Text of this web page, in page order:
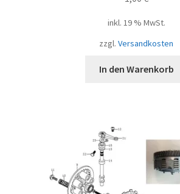
inkl. 19 % MwSt.
zzgl. Versandkosten
In den Warenkorb